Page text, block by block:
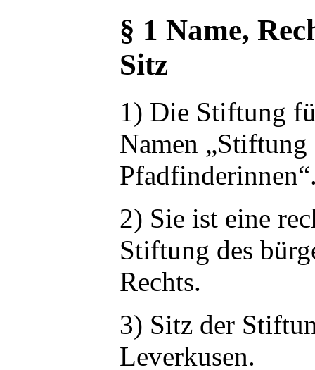
§ 1 Name,
Sitz
1) Die Stiftung
Namen „Stiftung
2) Sie ist eine
Stiftung des
Rechts.
3) Sitz der
Leverkusen.